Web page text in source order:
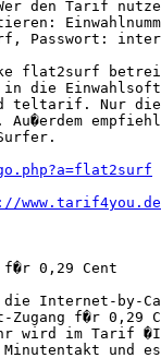
den Tarif
Passwort:
flat2surf
die
teltarif. Nur die
0,29 Cent
Internet-by-
Zugang f�r 0,29
wird im Tarif
und